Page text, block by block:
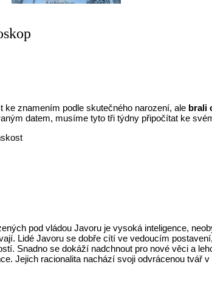
ke znamením podle skutečného narození, ale brali
datem, musíme tyto tři týdny připočítat ke
pod vládou Javoru je vysoká inteligence,
Lidé Javoru se dobře cítí ve vedoucím
Snadno se dokáží nadchnout pro nové věci a
Jejich racionalita nachází svoji odvrácenou tvář